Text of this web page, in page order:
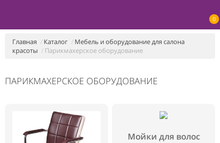
0
Главная Каталог
Мебель и оборудование для салона
красоты
Парикмахерское оборудование
ПАРИКМАХЕРСКОЕ ОБОРУДОВАНИЕ
Мойки для волос